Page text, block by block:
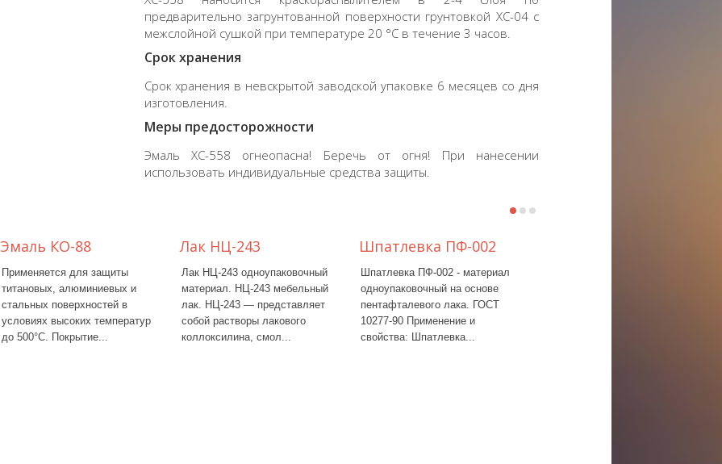
предварительно загрунтованной поверхности грунтовкой ХС-04 с
межслойной сушкой при температуре 20 °C в течение 3 часов.
Срок хранения
Срок хранения в невскрытой заводской упаковке 6 месяцев со дня
изготовления.
Меры предосторожности
Эмаль ХС-558 огнеопасна! Беречь от огня! При нанесении
использовать индивидуальные средства защиты.
Эмаль КО-88
Применяется для защиты
титановых, алюминиевых и
стальных поверхностей в
условиях высоких температур
до 500°C. Покрытие...
Лак НЦ-243
Лак НЦ-243 одноупаковочный
материал. НЦ-243 мебельный
лак. НЦ-243 — представляет
собой растворы лакового
коллоксилина, смол...
Шпатлевка ПФ-002
Шпатлевка ПФ-002 - материал
одноупаковочный на основе
пентафталевого лака. ГОСТ
10277-90 Применение и
свойства: Шпатлевка...